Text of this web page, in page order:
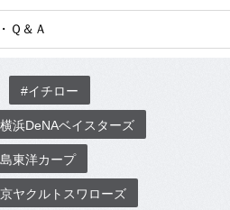
Ｑ＆Ａ
#イチロー
浜DeNAベイスターズ
東洋カープ
ヤクルトスワローズ